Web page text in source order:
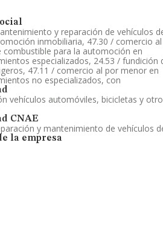
y reparación de vehículos
inmobiliaria, 47.30 / comercio
combustible para la automoción en
especializados, 24.53 / fundición
47.11 / comercio al por menor en
no especializados, con
vehículos automóviles, bicicletas y
CNAE
y mantenimiento de vehículos
la empresa